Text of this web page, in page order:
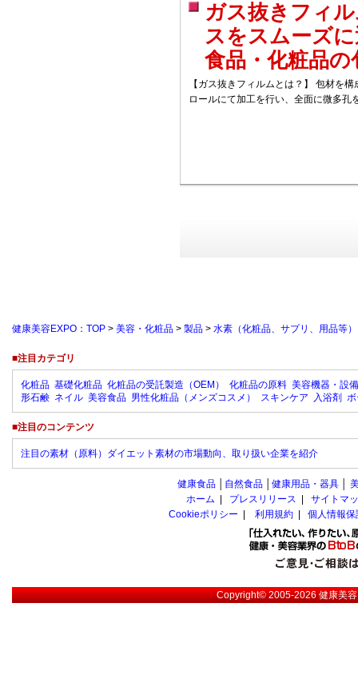
ガス抜きフィ
スをスムーズ
食品・化粧品
【ガス抜きフィルムとは？】 包材を
ロールにて加工を行い、全面に微多孔
健康美容EXPO：TOP > 美容・化粧品 > 製品 > 水素（化粧品、サプリ、用品等）
■注目カテゴリ
化粧品 基礎化粧品 化粧品の受託製造（OEM） 化粧品の原料 美容機器・設備
形石鹸 ネイル 美容食品 男性化粧品（メンズコスメ） スキンケア 入浴剤
■注目のコンテンツ
注目の素材（原料）ダイエット素材の市場動向、取り扱い企業を紹介
健康食品 自然食品 健康用品・器具
ホーム
プレスリリース
サイトマ
Cookieポリシー
利用規約 個人情報
Copyright© 2005-2026健康美